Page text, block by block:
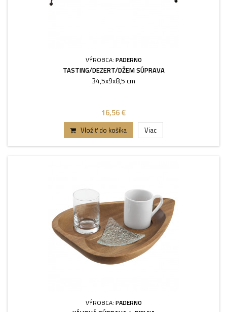
VÝROBCA: PADERNO
TASTING/DEZERT/DŽEM SÚPRAVA
34,5x9x8,5 cm
16,56 €
Vložiť do košíka Viac
VÝROBCA: PADERNO